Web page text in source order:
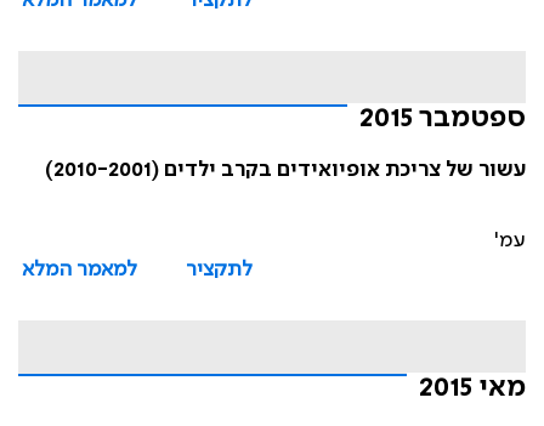
ספטמבר 2015
עשור של צריכת אופיואידים בקרב ילדים (2010-2001)
עמ'
לתקציר
למאמר המלא
מאי 2015